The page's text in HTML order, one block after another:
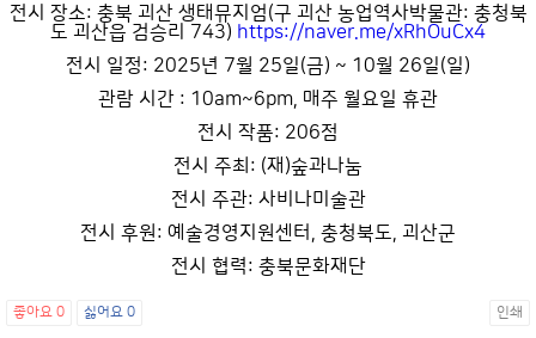
전시 장소: 충북 괴산 생태뮤지엄(구 괴산 농업역사박물관: 충청북
도 괴산읍 검승리 743) https://naver.me/xRhOuCx4
전시 일정: 2025년 7월 25일(금) ~ 10월 26일(일)
관람 시간 : 10am~6pm, 매주 월요일 휴관
전시 작품: 206점
전시 주최: (재)숲과나눔
전시 주관: 사비나미술관
전시 후원: 예술경영지원센터, 충청북도, 괴산군
전시 협력: 충북문화재단
좋아요 0 싫어요 0 인쇄